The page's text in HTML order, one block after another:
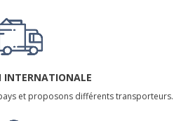
INTERNATIONALE
et proposons différents transporteurs.